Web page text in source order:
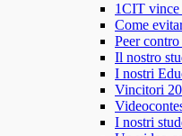
1CIT vince
Come
Peer
Il nostro
I nostri
Vincitori
I nostri